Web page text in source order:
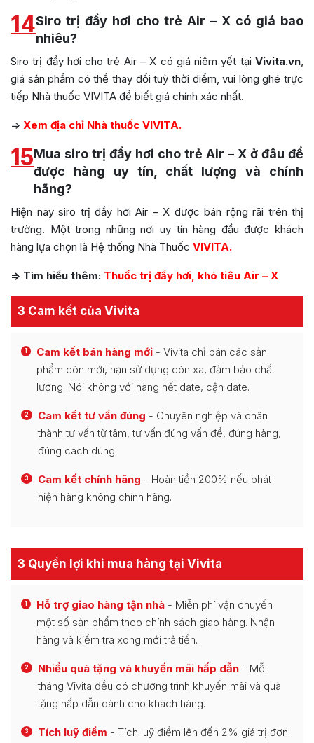
14Siro trị đầy hơi cho trẻ Air – X có giá bao
nhiêu?
Siro trị đầy hơi cho trẻ Air – X có giá niêm yết tạiVivita.vn
giá sản phẩm có thể thay đổi tuỳ thời điểm, vui lòng ghé trực
tiếp Nhà thuốc VIVITA để biết giá chính xác nhất.
=> Xem địa chỉ Nhà thuốc VIVITA.
15Mua siro trị đầy hơi cho trẻ Air – X ở đâu để
được hàng uy tín, chất lượng và chính
hãng?
Hiện nay siro trị đầy hơi Air – X được bán rộng rãi trên thị
trường. Một trong những nơi uy tín hàng đầu được khách
hàng lựa chọn là Hệ thống Nhà Thuốc VIVITA.
=> Tìm hiểu thêm: Thuốc trị đầy hơi, khó tiêu Air – X
3 Cam kết của Vivita
1 Cam kết bán hàng mới - Vivita chỉ bán các sản
phẩm còn mới, hạn sử dụng còn xa, đảm bảo chất
lượng. Nói không với hàng hết date, cận date.
2 Cam kết tư vấn đúng - Chuyên nghiệp và chân
thành tư vấn từ tâm, tư vấn đúng vấn đề, đúng hàng,
đúng cách dùng.
3 Cam kết chính hãng - Hoàn tiền 200% nếu phát
hiện hàng không chính hãng.
3 Quyền lợi khi mua hàng tại Vivita
1 Hỗ trợ giao hàng tận nhà - Miễn phí vận chuyển
một số sản phẩm theo chính sách giao hàng. Nhận
hàng và kiểm tra xong mới trả tiền.
2 Nhiều quà tặng và khuyến mãi hấp dẫn - Mỗi
tháng Vivita đều có chương trình khuyến mãi và quà
tặng hấp dẫn dành cho khách hàng.
3 Tích luỹ điểm - Tích luỹ điểm lên đến 2% giá trị đơn